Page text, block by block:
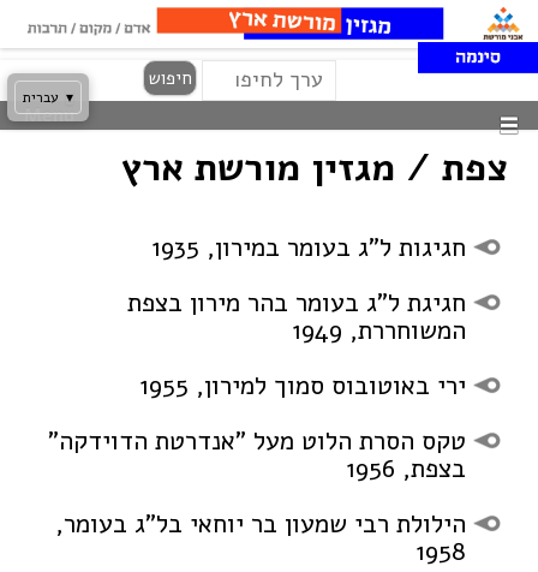
Skip
to
content
Search חיפוש
Menu
צפת / מגזין מורשת ארץ
חגיגות ל”ג בעומר במירון, 1935
חגיגת ל”ג בעומר בהר מירון בצפת
המשוחררת, 1949
ירי באוטובוס סמוך למירון, 1955
טקס הסרת הלוט מעל ”אנדרטת הדוידקה”
בצפת, 1956
הילולת רבי שמעון בר יוחאי בל”ג בעומר,
1958
עברית ▾